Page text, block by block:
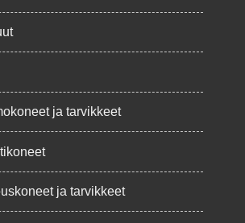
ja tarvikkeet
ja tarvikkeet